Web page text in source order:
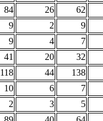
84 26
62
9 2
9
9 4
7
41 20
32
118 44
138
10 6
7
2 3
5